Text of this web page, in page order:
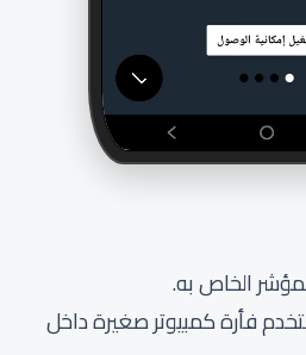
الخاص به.
فأرة كمبيوتر صغيرة داخل